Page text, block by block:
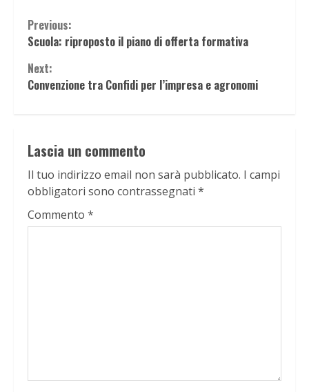
Continue
Reading
Previous:
Scuola: riproposto il piano di offerta formativa
Next:
Convenzione tra Confidi per l’impresa e agronomi
Lascia un commento
Il tuo indirizzo email non sarà pubblicato. I campi
obbligatori sono contrassegnati *
Commento *